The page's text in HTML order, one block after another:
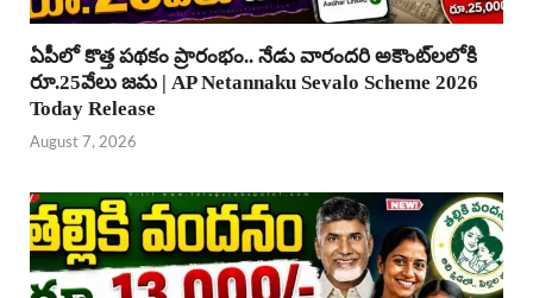
ఏపీలో కొత్త పథకం ప్రారంభం.. నేడు వారందరి అకౌంట్‌లలోకి
రూ.25వేలు జమ | AP Netannaku Sevalo Scheme 2026
Today Release
August 7, 2026